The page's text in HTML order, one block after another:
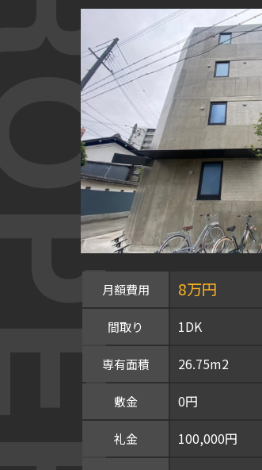
月額費用 8万円
間取り 1DK
専有面積 26.75m2
敷金 0円
礼金 100,000円